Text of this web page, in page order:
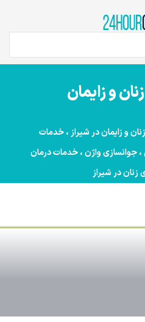
و زایمان
و زایمان در شیراز ، خدمات
، جوانسازی واژن ، خدمات درمان
زنان در شیراز